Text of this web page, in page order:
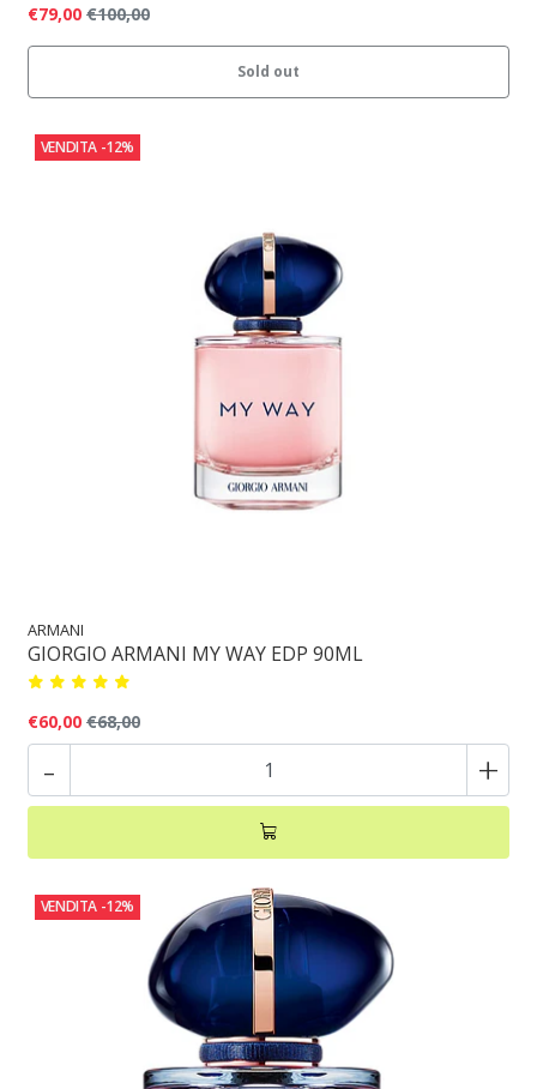
€79,00 €100,00
Sold out
VENDITA -12%
ARMANI
GIORGIO ARMANI MY WAY EDP 90ML
€60,00 €68,00
- +
VENDITA -12%